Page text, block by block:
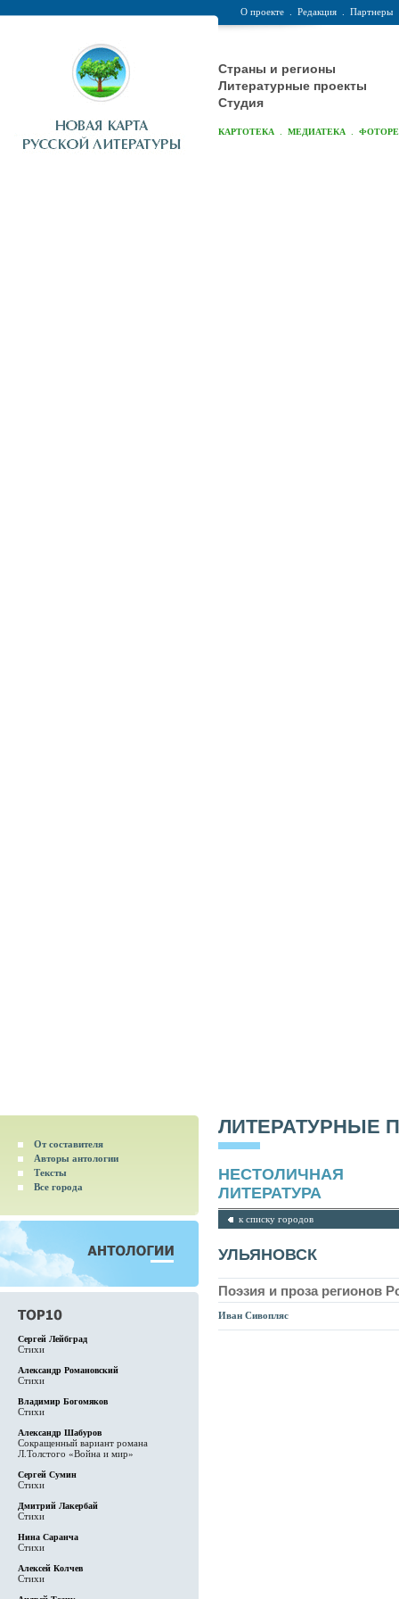
О проекте Редакция Партнеры
Страны и регионы
Литературные проекты
Студия
КАРТОТЕКА МЕДИАТЕКА
От составителя
Авторы антологии
Тексты
Все города
Сергей Лейбград
Стихи
Александр Романовский
Стихи
Владимир Богомяков
Стихи
Александр Шабуров
Сокращенный вариант романа
Л.Толстого «Война и мир»
Сергей Сумин
Стихи
Дмитрий Лакербай
Стихи
Нина Саранча
Стихи
Алексей Колчев
Стихи
ЛИТЕРАТУРНЫЕ
НЕСТОЛИЧНАЯ
ЛИТЕРАТУРА
к списку городов
УЛЬЯНОВСК
Поэзия и проза регионов
Иван Сивопляс